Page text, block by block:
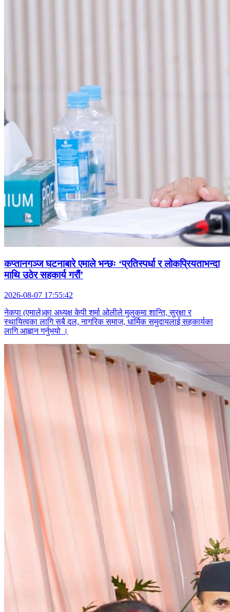
कप्तानगञ्ज घटनाबारे एमाले भन्छः ‘प्रतिस्पर्धा र लोकप्रियताभन्दा
माथि उठेर सहकार्य गरौं’
2026-08-07 17:55:42
नेकपा (एमाले)का अध्यक्ष केपी शर्मा ओलीले मुलुकमा शान्ति, सुरक्षा र
स्थायित्वका लागि सबै दल, नागरिक समाज, धार्मिक समुदायलाई सहकार्यका
लागि आह्वान गर्नुभयो ।